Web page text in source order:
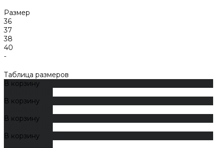
Размер
36
37
38
40
-
Таблица размеров
В корзину
В корзину
В корзину
В корзину